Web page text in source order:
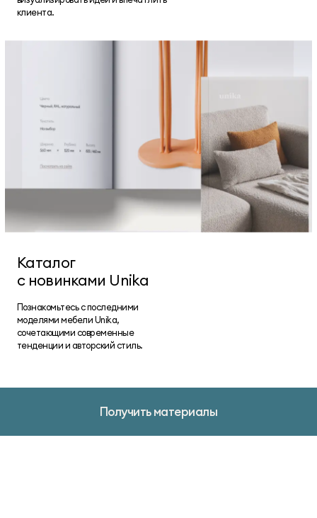
клиента.
Каталог
с новинками Unika
Познакомьтесь с последними
моделями мебели Unika,
сочетающими современные
тенденции и авторский стиль.
Получить материалы